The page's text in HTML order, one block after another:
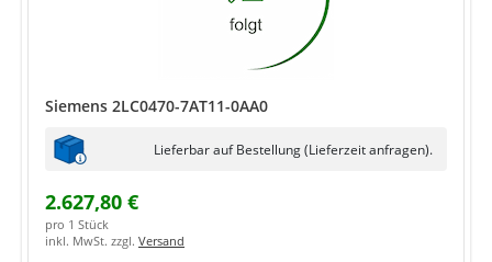
Siemens 2LC0470-7AT11-0AA0
Lieferbar auf Bestellung (Lieferzeit anfragen).
2.627,80 €
pro 1 Stück
inkl. MwSt. zzgl. Versand